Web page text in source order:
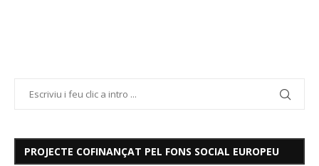
PROJECTE COFINANÇAT PEL FONS SOCIAL EUROPEU